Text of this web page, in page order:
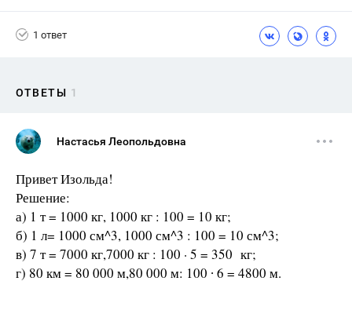
1 ответ
ОТВЕТЫ 1
Настасья Леопольдовна
Привет Изольда!
Решение:
а) 1 т = 1000 кг, 1000 кг : 100 = 10 кг;
б) 1 л= 1000 см^3, 1000 см^3 : 100 = 10 см^3;
в) 7 т = 7000 кг,7000 кг : 100 · 5 = 350 кг;
г) 80 км = 80 000 м,80 000 м: 100 ∙ 6 = 4800 м.